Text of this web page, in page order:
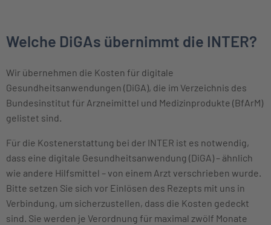
Welche DiGAs übernimmt die INTER?
Wir übernehmen die Kosten für digitale
Gesundheitsanwendungen (DiGA), die im Verzeichnis des
Bundesinstitut für Arzneimittel und Medizinprodukte (BfArM)
gelistet sind.
Für die Kostenerstattung bei der INTER ist es notwendig,
dass eine digitale Gesundheitsanwendung (DiGA) – ähnlich
wie andere Hilfsmittel – von einem Arzt verschrieben wurde.
Bitte setzen Sie sich vor Einlösen des Rezepts mit uns in
Verbindung, um sicherzustellen, dass die Kosten gedeckt
sind. Sie werden je Verordnung für maximal zwölf Monate